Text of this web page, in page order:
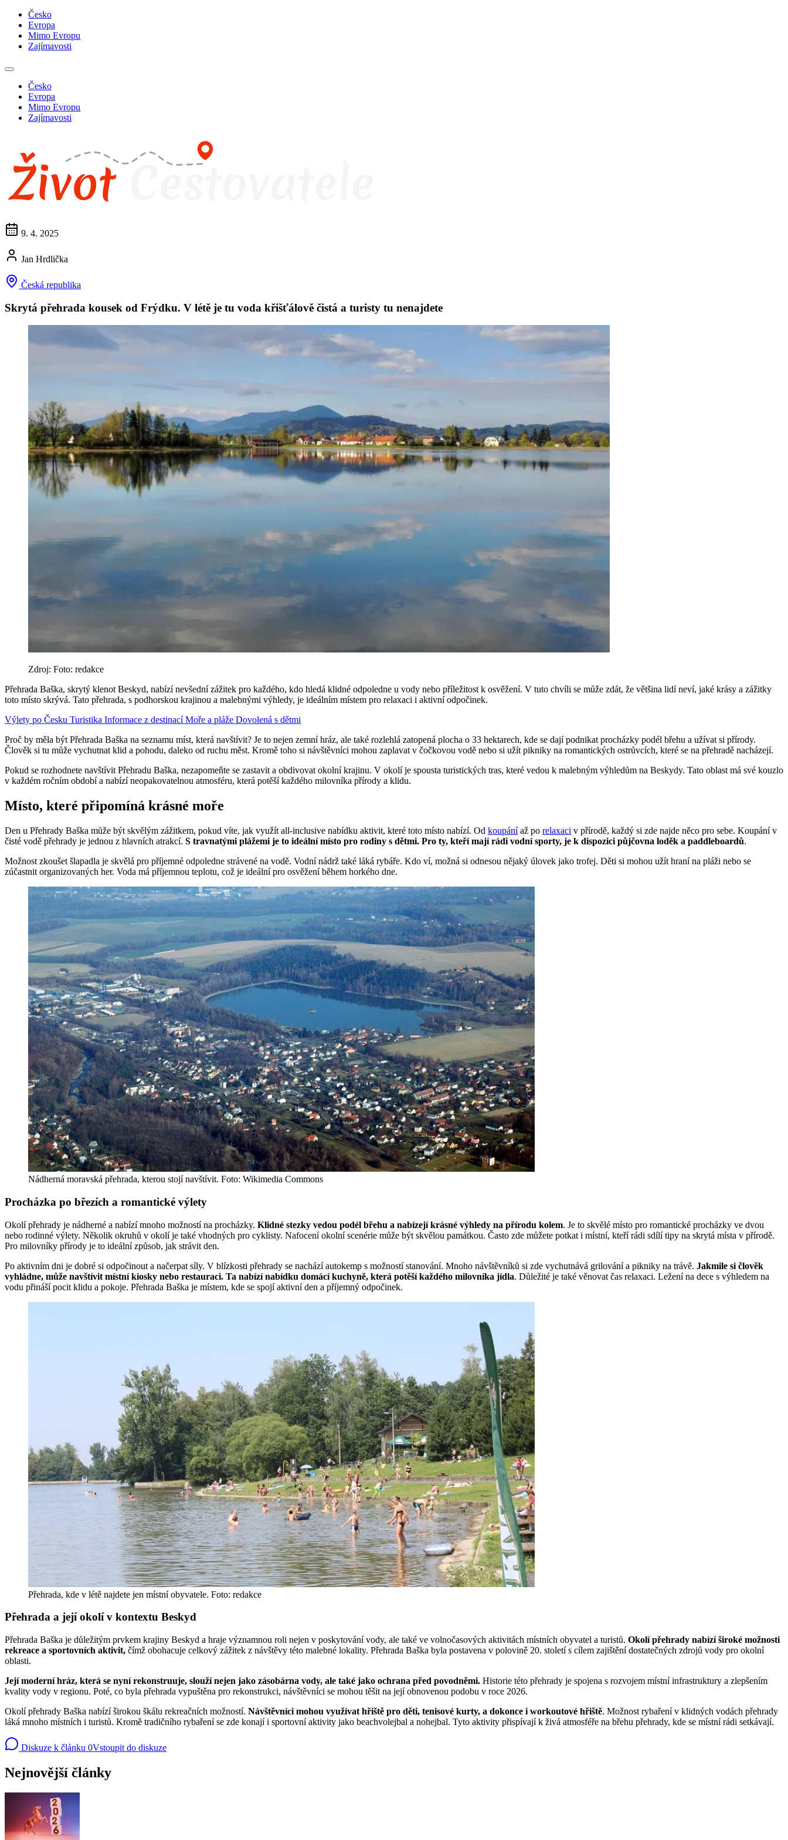
Česko
Evropa
Mimo Evropu
Zajímavosti
Česko
Evropa
Mimo Evropu
Zajímavosti
9. 4. 2025
Jan Hrdlička
Česká republika
Skrytá přehrada kousek od Frýdku. V létě je tu voda křišťálově čistá a turisty tu nenajdete
Zdroj: Foto: redakce
Přehrada Baška, skrytý klenot Beskyd, nabízí nevšední zážitek pro každého, kdo hledá klidné odpoledne u vody nebo příležitost k osvěžení. V tuto chvíli se může zdát, že většina lidí neví, jaké krásy a zážitky
toto místo skrývá. Tato přehrada, s podhorskou krajinou a malebnými výhledy, je ideálním místem pro relaxaci i aktivní odpočinek.
Výlety po Česku Turistika Informace z destinacíMoře a pláže Dovolená s dětmi
Proč by měla být Přehrada Baška na seznamu míst, která navštívit? Je to nejen zemní hráz, ale také rozlehlá zatopená plocha o 33 hektarech, kde se dají podnikat procházky podél břehu a užívat si přírody.
Člověk si tu může vychutnat klid a pohodu, daleko od ruchu měst. Kromě toho si návštěvníci mohou zaplavat v čočkovou vodě nebo si užít pikniky na romantických ostrůvcích, které se na přehradě nacházejí.
Pokud se rozhodnete navštívit Přehradu Baška, nezapomeňte se zastavit a obdivovat okolní krajinu. V okolí je spousta turistických tras, které vedou k malebným výhledům na Beskydy. Tato oblast má své kouzlo
v každém ročním období a nabízí neopakovatelnou atmosféru, která potěší každého milovníka přírody a klidu.
Místo, které připomíná krásné moře
Den u Přehrady Baška může být skvělým zážitkem, pokud víte, jak využít all-inclusive nabídku aktivit, které toto místo nabízí. Od koupáníaž po relaxaci v přírodě, každý si zde najde něco pro sebe. Koupání v
čisté vodě přehrady je jednou z hlavních atrakcí. S travnatými plážemi je to ideální místo pro rodiny s dětmi. Pro ty, kteří mají rádi vodní sporty, je k dispozici půjčovna loděk a paddleboardů.
Možnost zkoušet šlapadla je skvělá pro příjemné odpoledne strávené na vodě. Vodní nádrž také láká rybáře. Kdo ví, možná si odnesou nějaký úlovek jako trofej. Děti si mohou užít hraní na pláži nebo se
zúčastnit organizovaných her. Voda má příjemnou teplotu, což je ideální pro osvěžení během horkého dne.
Nádherná moravská přehrada, kterou stojí navštívit. Foto: Wikimedia Commons
Procházka po březích a romantické výlety
Okolí přehrady je nádherné a nabízí mnoho možností na procházky. Klidné stezky vedou podél břehu a nabízejí krásné výhledy na přírodu kolem. Je to skvělé místo pro romantické procházky ve dvou
nebo rodinné výlety. Několik okruhů v okolí je také vhodných pro cyklisty. Nafocení okolní scenérie může být skvělou památkou. Často zde můžete potkat i místní, kteří rádi sdílí tipy na skrytá místa v přírodě.
Pro milovníky přírody je to ideální způsob, jak strávit den.
Po aktivním dni je dobré si odpočinout a načerpat síly. V blízkosti přehrady se nachází autokemp s možností stanování. Mnoho návštěvníků si zde vychutnává grilování a pikniky na trávě. Jakmile si člověk
vyhládne, může navštívit místní kiosky nebo restauraci. Ta nabízí nabídku domácí kuchyně, která potěší každého milovníka jídla. Důležité je také věnovat čas relaxaci. Ležení na dece s výhledem na
vodu přináší pocit klidu a pokoje. Přehrada Baška je místem, kde se spojí aktivní den a příjemný odpočinek.
Přehrada, kde v létě najdete jen místní obyvatele. Foto: redakce
Přehrada a její okolí v kontextu Beskyd
Přehrada Baška je důležitým prvkem krajiny Beskyd a hraje významnou roli nejen v poskytování vody, ale také ve volnočasových aktivitách místních obyvatel a turistů. Okolí přehrady nabízí široké možnosti
rekreace a sportovních aktivit, čímž obohacuje celkový zážitek z návštěvy této malebné lokality. Přehrada Baška byla postavena v polovině 20. století s cílem zajištění dostatečných zdrojů vody pro okolní
oblasti.
Její moderní hráz, která se nyní rekonstruuje, slouží nejen jako zásobárna vody, ale také jako ochrana před povodněmi. Historie této přehrady je spojena s rozvojem místní infrastruktury a zlepšením
kvality vody v regionu. Poté, co byla přehrada vypuštěna pro rekonstrukci, návštěvníci se mohou těšit na její obnovenou podobu v roce 2026.
Okolí přehrady Baška nabízí širokou škálu rekreačních možností. Návštěvníci mohou využívat hřiště pro děti, tenisové kurty, a dokonce i workoutové hřiště. Možnost rybaření v klidných vodách přehrady
láká mnoho místních i turistů. Kromě tradičního rybaření se zde konají i sportovní aktivity jako beachvolejbal a nohejbal. Tyto aktivity přispívají k živá atmosféře na břehu přehrady, kde se místní rádi setkávají.
Diskuze k článku 0Vstoupit do diskuze
Nejnovější články